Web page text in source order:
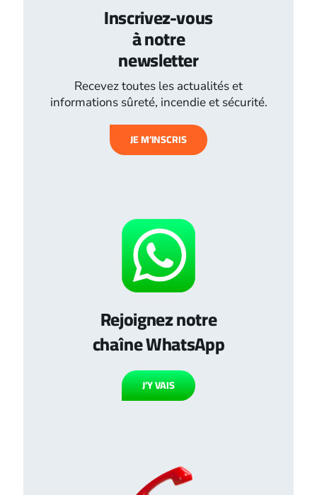
Inscrivez-vous
à notre
newsletter
Recevez toutes les actualités et
informations sûreté, incendie et sécurité.
JE M’INSCRIS
Rejoignez notre
chaîne WhatsApp
J’Y VAIS